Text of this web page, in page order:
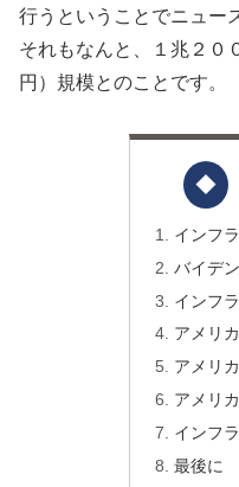
行うということでニュー
それもなんと、１兆２０
円）規模とのことです。
インフ
バイデ
インフ
アメリ
アメリ
アメリ
インフ
最後に